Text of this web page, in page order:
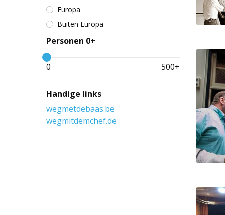
Europa
Buiten Europa
Personen 0+
0 500+
Handige links
wegmetdebaas.be
wegmitdemchef.de